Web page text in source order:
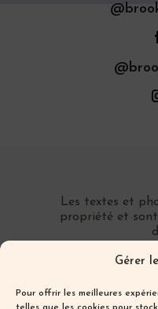
Gérer
Pour offrir les meilleures
Les textes et
propriété et
Toute